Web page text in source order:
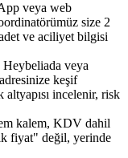
veya web
size 2
ve aciliyet bilgisi
veya
keşif
altyapısı incelenir, risk
kalem, KDV dahil
fiyat" değil, yerinde